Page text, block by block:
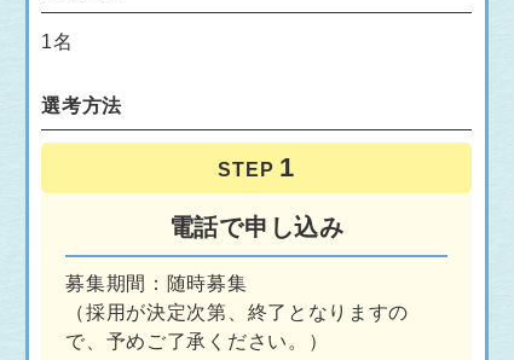
1名
選考方法
STEP
電話で申し込み
募集期間：随時募集
（採用が決定次第、終了となりますの
で、予めご了承ください。）